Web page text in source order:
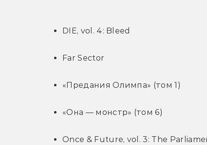
DIE, vol. 4: Bleed
Far Sector
«Предания Олимпа» (том 1)
«Она — монстр» (том 6)
Once & Future, vol. 3: The